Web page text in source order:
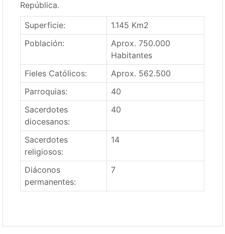
República.
Superficie:
1.145 Km2
Población:
Aprox. 750.000
Habitantes
Fieles Católicos:
Aprox. 562.500
Parroquias:
40
Sacerdotes
diocesanos:
40
Sacerdotes
religiosos:
14
Diáconos
permanentes:
7